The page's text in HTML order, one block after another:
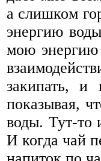
а слишком
энергию
мою энергию
закипать, и
показывая,
воды. Тут-то
И когда чай